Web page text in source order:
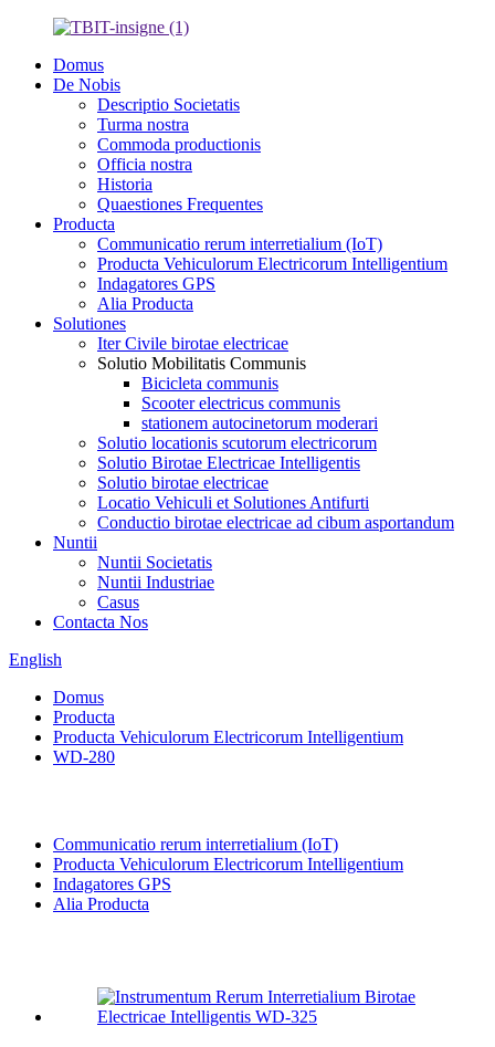
Domus
De Nobis
Descriptio Societatis
Turma nostra
Commoda productionis
Officia nostra
Historia
Quaestiones Frequentes
Producta
Communicatio rerum interretialium (IoT)
Producta Vehiculorum Electricorum Intelligentium
Indagatores GPS
Alia Producta
Solutiones
Iter Civile birotae electricae
Solutio Mobilitatis Communis
Bicicleta communis
Scooter electricus communis
stationem autocinetorum moderari
Solutio locationis scutorum electricorum
Solutio Birotae Electricae Intelligentis
Solutio birotae electricae
Locatio Vehiculi et Solutiones Antifurti
Conductio birotae electricae ad cibum asportandum
Nuntii
Nuntii Societatis
Nuntii Industriae
Casus
Contacta Nos
English
Domus
Producta
Producta Vehiculorum Electricorum Intelligentium
WD-280
Communicatio rerum interretialium (IoT)
Producta Vehiculorum Electricorum Intelligentium
Indagatores GPS
Alia Producta